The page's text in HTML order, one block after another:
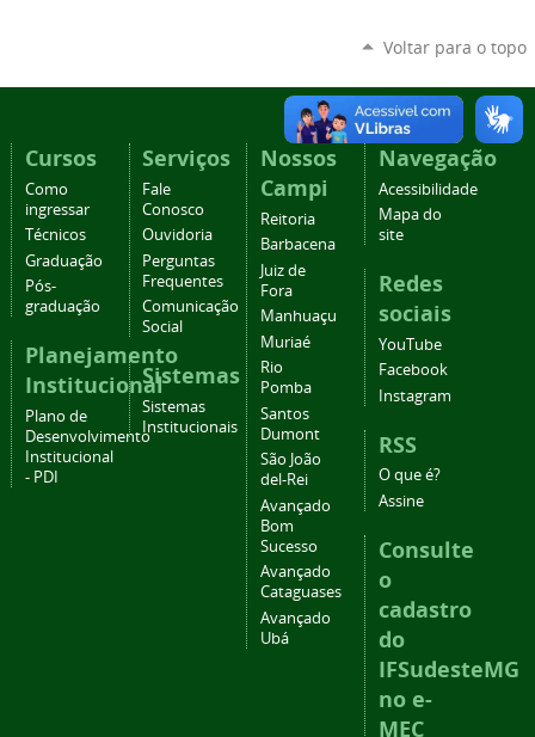
Voltar para o topo
Cursos
Como
ingressar
Técnicos
Graduação
Pós-
graduação
Planejamento
Institucional
Plano de
Desenvolvimento
Institucional
- PDI
Serviços
Fale
Conosco
Ouvidoria
Perguntas
Frequentes
Comunicação
Social
Sistemas
Sistemas
Institucionais
Nossos
Campi
Reitoria
Barbacena
Juiz de
Fora
Manhuaçu
Muriaé
Rio
Pomba
Santos
Dumont
São João
del-Rei
Avançado
Bom
Sucesso
Avançado
Cataguases
Avançado
Ubá
Navegação
Acessibilidade
Mapa do
site
Redes
sociais
YouTube
Facebook
Instagram
RSS
O que é?
Assine
Consulte
o
cadastro
do
IFSudesteMG
no e-
MEC